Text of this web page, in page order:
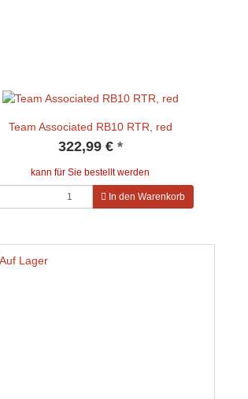
Team Associated RB10 RTR, red
322,99 € *
kann für Sie bestellt werden
In den Warenkorb